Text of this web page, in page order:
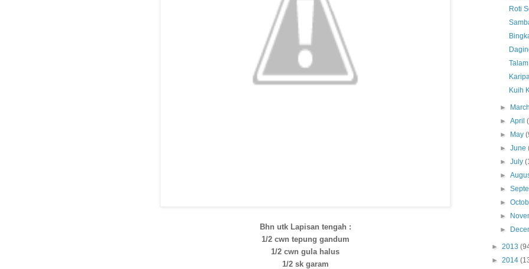
Bhn utk Lapisan tengah :
1/2 cwn tepung gandum
1/2 cwn gula halus
1/2 sk garam
Roti
Kuih
►
►April
►
May
►June
►July
►
►
►
►
►
► 2013
► 2014